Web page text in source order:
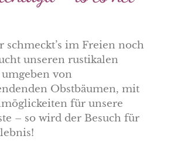
schmeckt’s im Freien noch
unseren rustikalen
von
Obstbäumen, mit
für unsere
– so wird der Besuch für